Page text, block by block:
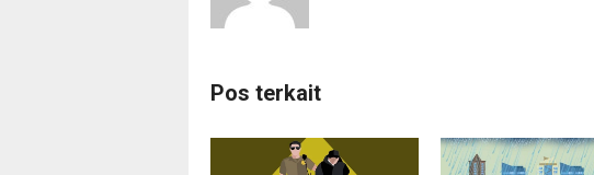
Pos terkait